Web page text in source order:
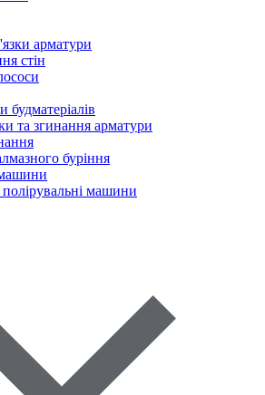
арматури
стін
будматеріалів
та згинання арматури
буріння
машини